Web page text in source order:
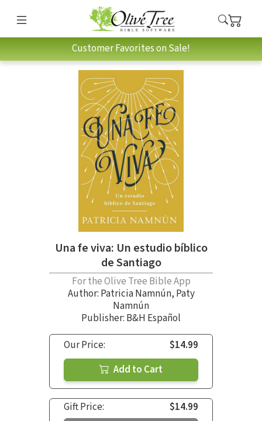
Customer Favorites on Sale!
Una fe viva: Un estudio bíblico
de Santiago
For the Olive Tree Bible App
Author: Patricia Namnún, Paty
Namnún
Publisher: B&H Español
Our Price:
$14.99
Add to Cart
Gift Price:
$14.99